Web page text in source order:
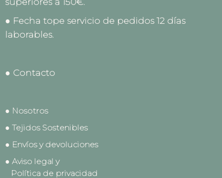
● Fecha tope servicio de pedidos 12 días
laborables.
● Contacto
● Nosotros
● Tejidos Sostenibles
● Envíos y devoluciones
● Aviso legal y
Política de privacidad